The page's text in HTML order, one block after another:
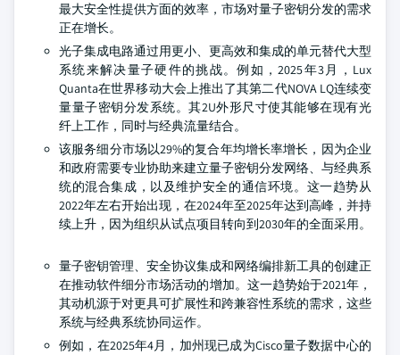
最大安全性提供方面的效率，市场对量子密钥分发的需求
正在增长。
光子集成电路通过用更小、更高效和集成的单元替代大型
系统来解决量子硬件的挑战。例如，2025年3月，Lux
Quanta在世界移动大会上推出了其第二代NOVA LQ连续变
量量子密钥分发系统。其2U外形尺寸使其能够在现有光
纤上工作，同时与经典流量结合。
该服务细分市场以29%的复合年均增长率增长，因为企业
和政府需要专业协助来建立量子密钥分发网络、与经典系
统的混合集成，以及维护安全的通信环境。这一趋势从
2022年左右开始出现，在2024年至2025年达到高峰，并持
续上升，因为组织从试点项目转向到2030年的全面采用。
量子密钥管理、安全协议集成和网络编排新工具的创建正
在推动软件细分市场活动的增加。这一趋势始于2021年，
其动机源于对更具可扩展性和跨兼容性系统的需求，这些
系统与经典系统协同运作。
例如，在2025年4月，加州现已成为Cisco量子数据中心的